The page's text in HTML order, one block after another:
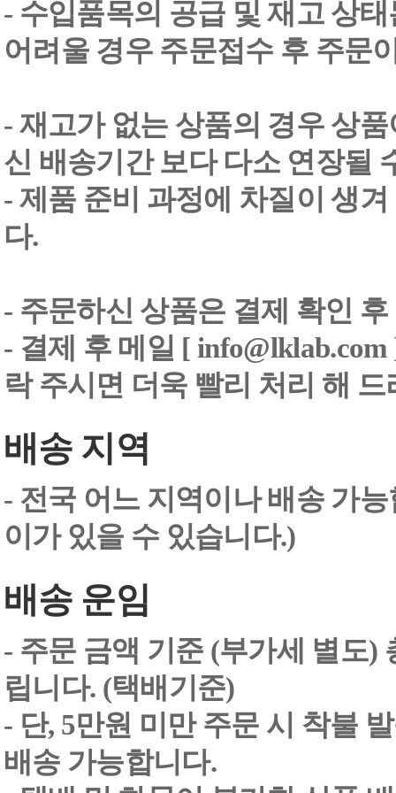
- 수입품목의 공급 및 재고 상
어려울 경우 주문접수 후 주문
- 재고가 없는 상품의 경우 상
신 배송기간 보다 다소 연장될
- 제품 준비 과정에 차질이 생
다.
- 주문하신 상품은 결제 확인
- 결제 후 메일 [
락 주시면 더욱 빨리 처리 해
배송 지역
- 전국 어느 지역이나 배송 가
이가 있을 수 있습니다.)
배송 운임
- 주문 금액 기준 (부가세 별도)
립니다. (택배기준)
- 단, 5만원 미만 주문 시 착불
배송 가능합니다.